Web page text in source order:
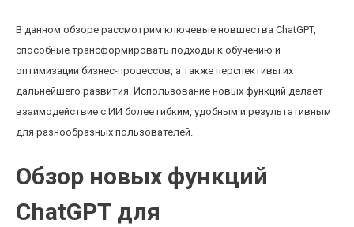
В данном обзоре рассмотрим ключевые новшества ChatGPT,
способные трансформировать подходы к обучению и
оптимизации бизнес-процессов, а также перспективы их
дальнейшего развития. Использование новых функций делает
взаимодействие с ИИ более гибким, удобным и результативным
для разнообразных пользователей.
Обзор новых функций
ChatGPT для